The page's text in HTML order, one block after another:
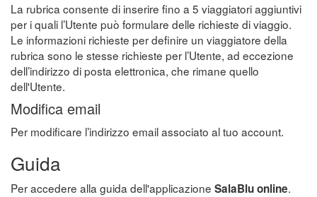
La rubrica consente di inserire fino a 5 viaggiatori aggiuntivi
per i quali l’Utente può formulare delle richieste di viaggio.
Le informazioni richieste per definire un viaggiatore della
rubrica sono le stesse richieste per l’Utente, ad eccezione
dell’indirizzo di posta elettronica, che rimane quello
dell'Utente.
Modifica email
Per modificare l’indirizzo email associato al tuo account.
Guida
Per accedere alla guida dell'applicazione SalaBlu online.